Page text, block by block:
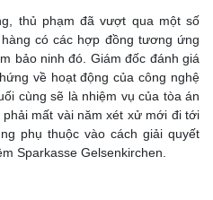
thủ phạm đã vượt qua một số
có các hợp đồng tương ứng
bảo ninh đó. Giám đốc đánh giá
về hoạt động của công nghệ
cùng sẽ là nhiệm vụ của tòa án
mất vài năm xét xử mới đi tới
phụ thuộc vào cách giải quyết
Sparkasse Gelsenkirchen.